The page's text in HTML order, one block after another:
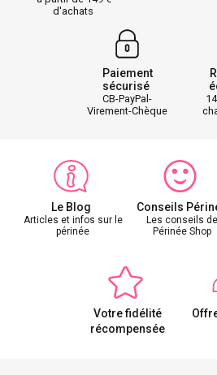
d'achats
Paiement
sécurisé
CB-PayPal-
Virement-Chèque
Le Blog
Articles et infos sur le
périnée
Conseils
Les conseils de
Périnée Shop
Votre fidélité
récompensée